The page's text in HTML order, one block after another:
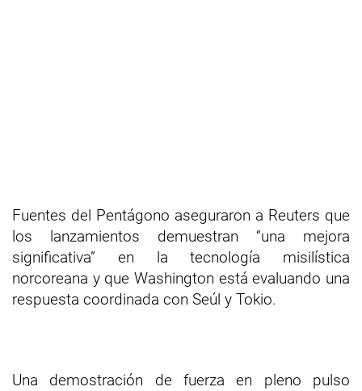
Fuentes del Pentágono aseguraron a Reuters que
los lanzamientos demuestran “una mejora
significativa” en la tecnología misilística
norcoreana y que Washington está evaluando una
respuesta coordinada con Seúl y Tokio.
Una demostración de fuerza en pleno pulso